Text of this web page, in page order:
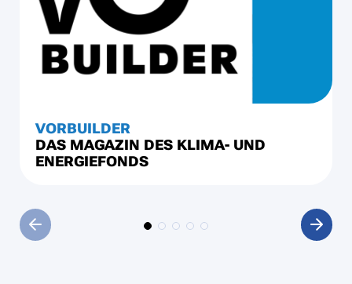
VORBUILDER
DAS MAGAZIN DES KLIMA- UND
ENERGIEFONDS